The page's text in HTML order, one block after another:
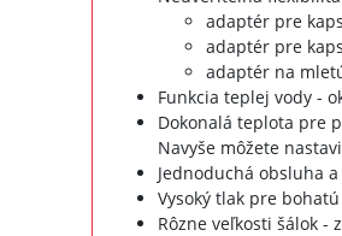
adaptér pre
adaptér pre
adaptér na
Funkcia teplej vody -
Dokonalá teplota pre
Navyše môžete
Jednoduchá obsluha
Vysoký tlak pre
Rôzne veľkosti šálok -